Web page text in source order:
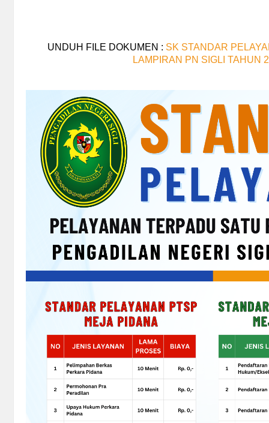
UNDUH FILE DOKUMEN : SK STANDAR
LAMPIRAN PN SIGLI TAHUN